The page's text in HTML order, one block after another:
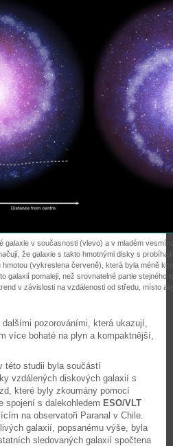
galaxie v současnosti (vlevo) a v mladém
že galaxie s takto hmotnými disky s
(vykreslena červeně), která byla méně
galaxií pomaleji, než srovnatelné partie stejného
v závislosti na vzdálenosti od středu, místo
pozorováními, která ukazují,
více bohaté na plyn a kompaktnější,
této studii byla součástí
vzdálených diskových galaxií s
které byly zkoumány pomocí
spojení s dalekohledem ESO/VLT
na observatoři Paranal v Chile.
galaxií, popsanému výše, byla
sledovaných galaxií spočtena